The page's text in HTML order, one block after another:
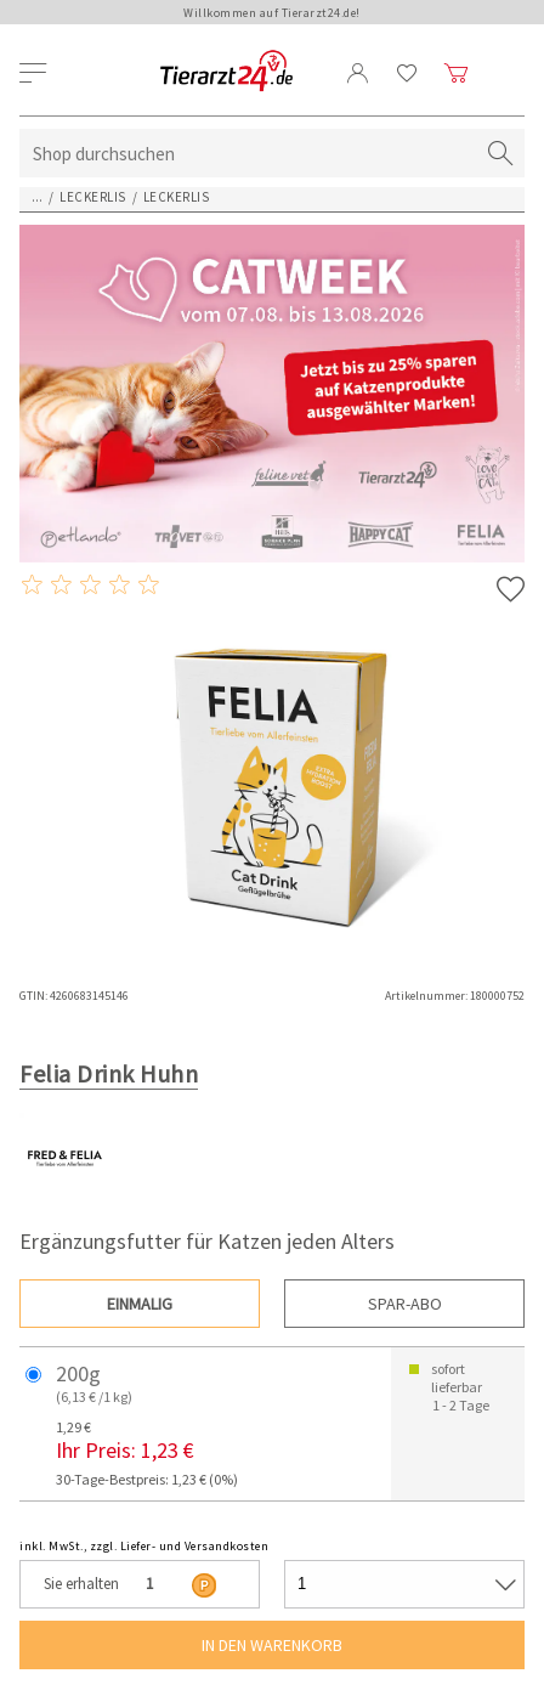
Willkommen auf Tierarzt24.de!
... / LECKERLIS / LECKERLIS
GTIN:4260683145146 Artikelnummer:180000752
Felia Drink Huhn
Ergänzungsfutter für Katzen jeden Alters
EINMALIG SPAR-ABO
200g
(6,13 € /1 kg)
1,29 €
Ihr Preis: 1,23 €
30-Tage-Bestpreis: 1,23 € (0%)
sofort
lieferbar
1 - 2 Tage
inkl. MwSt., zzgl. Liefer- und Versandkosten
Sie erhalten 1